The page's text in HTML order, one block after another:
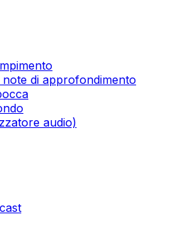
note di approfondimento
audio)